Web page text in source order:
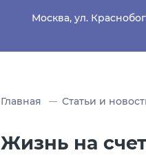
Москва, ул.
Главная Статьи и
Жизнь на